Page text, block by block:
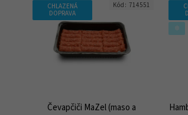
CHLAZENÁ
DOPRAVA
Čevapčiči MaZel (maso a
Kód: 714551
❄️